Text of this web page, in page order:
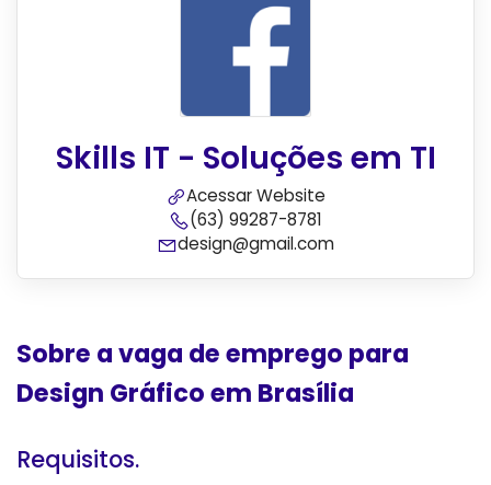
Skills IT - Soluções em TI
Acessar Website
(63) 99287-8781
design@gmail.com
Sobre a vaga de emprego para
Design Gráfico em Brasília
Requisitos.